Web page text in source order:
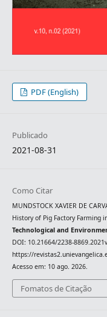
PDF (English)
Publicado
2021-08-31
Como Citar
MUNDSTOCK XAVIER DE
History of Pig Factory Farming
Technological and
DOI: 10.21664/2238-
https://
Acesso em: 10 ago. 2026.
Fomatos de Citação